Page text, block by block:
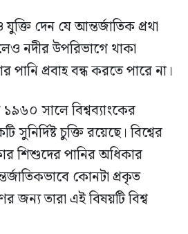
দেন যে আন্তর্জাতিক প্রথা
নদীর উপরিভাগে থাকা
প্রবাহ বন্ধ করতে পারে না।
সালে বিশ্বব্যাংকের
সুনির্দিষ্ট চুক্তি রয়েছে। বিশ্বের
শিশুদের পানির অধিকার
কোনটা প্রকৃত
জন্য তারা এই বিষয়টি বিশ্ব